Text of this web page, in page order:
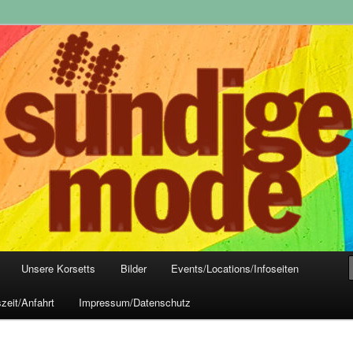
Frankfurt
Mode, Club- und Dark-Wear seit 2004
Unsere Korsetts Bilder Events/Locations/Infoseiten
Anfahrt Impressum/Datenschutz